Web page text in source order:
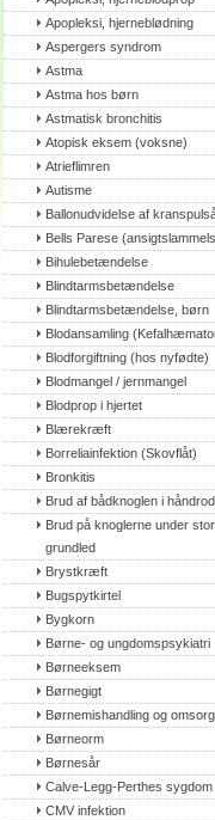
Apopleksi, hjerneblødning
Aspergers syndrom
Astma
Astma hos børn
Astmatisk bronchitis
Atopisk eksem (voksne)
Atrieflimren
Autisme
Ballonudvidelse af
Bells Parese
Bihulebetændelse
Blindtarmsbetændelse
Blindtarmsbetændelse, børn
Blodansamling
Blodforgiftning (hos nyfødte)
Blodmangel / jernmangel
Blodprop i hjertet
Blærekræft
Borreliainfektion (Skovflåt)
Bronkitis
Brud af bådknoglen i
Brud på knoglerne under
grundled
Brystkræft
Bugspytkirtel
Bygkorn
Børne- og ungdomspsykiatri
Børneeksem
Børnegigt
Børnemishandling og
Børneorm
Børnesår
Calve-Legg-Perthes sygdom
CMV infektion